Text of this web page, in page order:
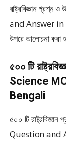
রাষ্ট্রবিজ্ঞান
and Answer in
উপরে আলোচনা করা
৫০০ টি
Science
Bengali
৫০০ টি
Question and